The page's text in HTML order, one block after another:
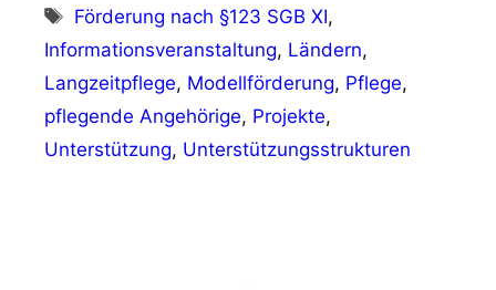
Schlagwörter
Förderung nach §123 SGB XI,
Informationsveranstaltung, Ländern,
Langzeitpflege, Modellförderung, Pflege,
pflegende Angehörige, Projekte,
Unterstützung, Unterstützungsstrukturen